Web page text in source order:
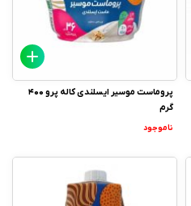
پروماست موسیر ایسلندی کاله پرو 400
گرم
ناموجود